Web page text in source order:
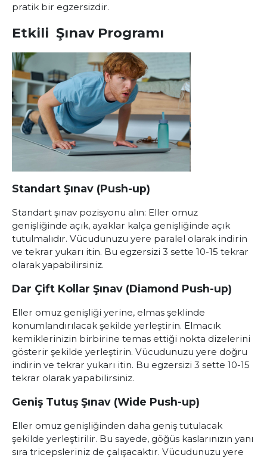
pratik bir egzersizdir.
Etkili Şınav Programı
Standart Şınav (Push-up)
Standart şınav pozisyonu alın: Eller omuz
genişliğinde açık, ayaklar kalça genişliğinde açık
tutulmalıdır. Vücudunuzu yere paralel olarak indirin
ve tekrar yukarı itin. Bu egzersizi 3 sette 10-15 tekrar
olarak yapabilirsiniz.
Dar Çift Kollar Şınav (Diamond Push-up)
Eller omuz genişliği yerine, elmas şeklinde
konumlandırılacak şekilde yerleştirin. Elmacık
kemiklerinizin birbirine temas ettiği nokta dizelerini
gösterir şekilde yerleştirin. Vücudunuzu yere doğru
indirin ve tekrar yukarı itin. Bu egzersizi 3 sette 10-15
tekrar olarak yapabilirsiniz.
Geniş Tutuş Şınav (Wide Push-up)
Eller omuz genişliğinden daha geniş tutulacak
şekilde yerleştirilir. Bu sayede, göğüs kaslarınızın yanı
sıra tricepsleriniz de çalışacaktır. Vücudunuzu yere